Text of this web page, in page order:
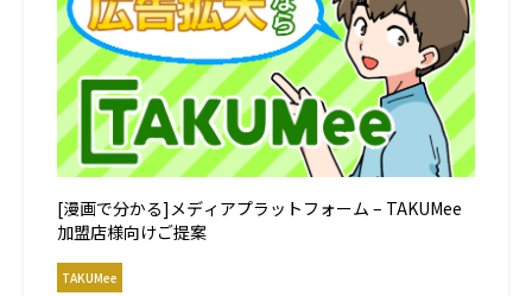
[漫画で分かる]メディアプラットフォーム – TAKUMee
加盟店様向けご提案
TAKUMee